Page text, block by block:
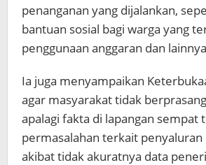
penanganan yang dijalankan,
bantuan sosial bagi warga yang
penggunaan anggaran dan
Ia juga menyampaikan
agar masyarakat tidak
apalagi fakta di lapangan sempat
permasalahan terkait penyaluran
akibat tidak akuratnya data